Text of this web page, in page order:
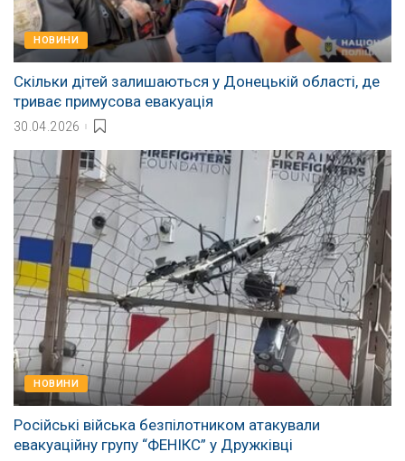
НОВИНИ
Скільки дітей залишаються у Донецькій області, де
триває примусова евакуація
30.04.2026
НОВИНИ
Російські війська безпілотником атакували
евакуаційну групу “ФЕНІКС” у Дружківці